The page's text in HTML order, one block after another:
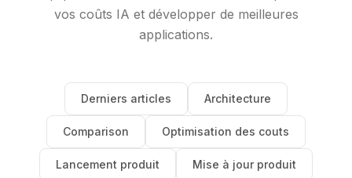
vos coûts IA et développer de meilleures
applications.
Derniers articles Architecture
Comparison Optimisation des couts
Lancement produit Mise à jour produit